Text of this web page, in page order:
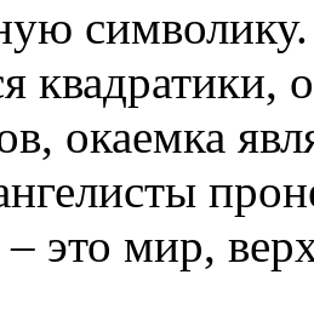
квадратики,
окаемка
это мир,